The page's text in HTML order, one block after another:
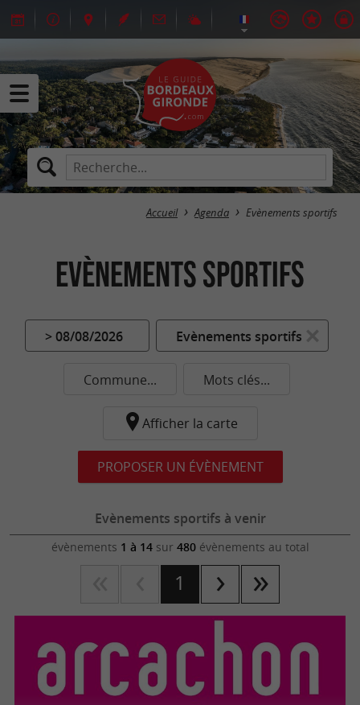
Accueil Agenda Evènements sportifs
Evènements sportifs
> 08/08/2026 Evènements sportifs
Commune... Mots clés...
Afficher la carte
PROPOSER UN ÉVÈNEMENT
Evènements sportifs à venir
évènements 1 à 14sur 480évènements au total
1